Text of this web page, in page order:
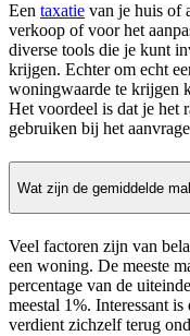
Een taxatie van je huis of
verkoop of voor het
diverse tools die je kunt
krijgen. Echter om echt
woningwaarde te krijgen
Het voordeel is dat je het
gebruiken bij het
Wat zijn de gemiddelde
Veel factoren zijn van
een woning. De meeste
percentage van de
meestal 1%. Interessant
verdient zichzelf terug